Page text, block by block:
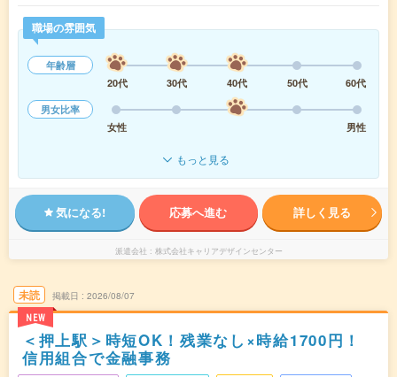
職場の雰囲気
年齢層
20代
30代 40代 50代
60代
男女比率
女性
男性
もっと見る
気になる! 応募へ進む 詳しく見る
派遣会社 株式会社キャリアデザインセンター
未読
NEW
掲載日 2026/08/07
＜押上駅＞時短OK！残業なし×時給1700円！
信用組合で金融事務